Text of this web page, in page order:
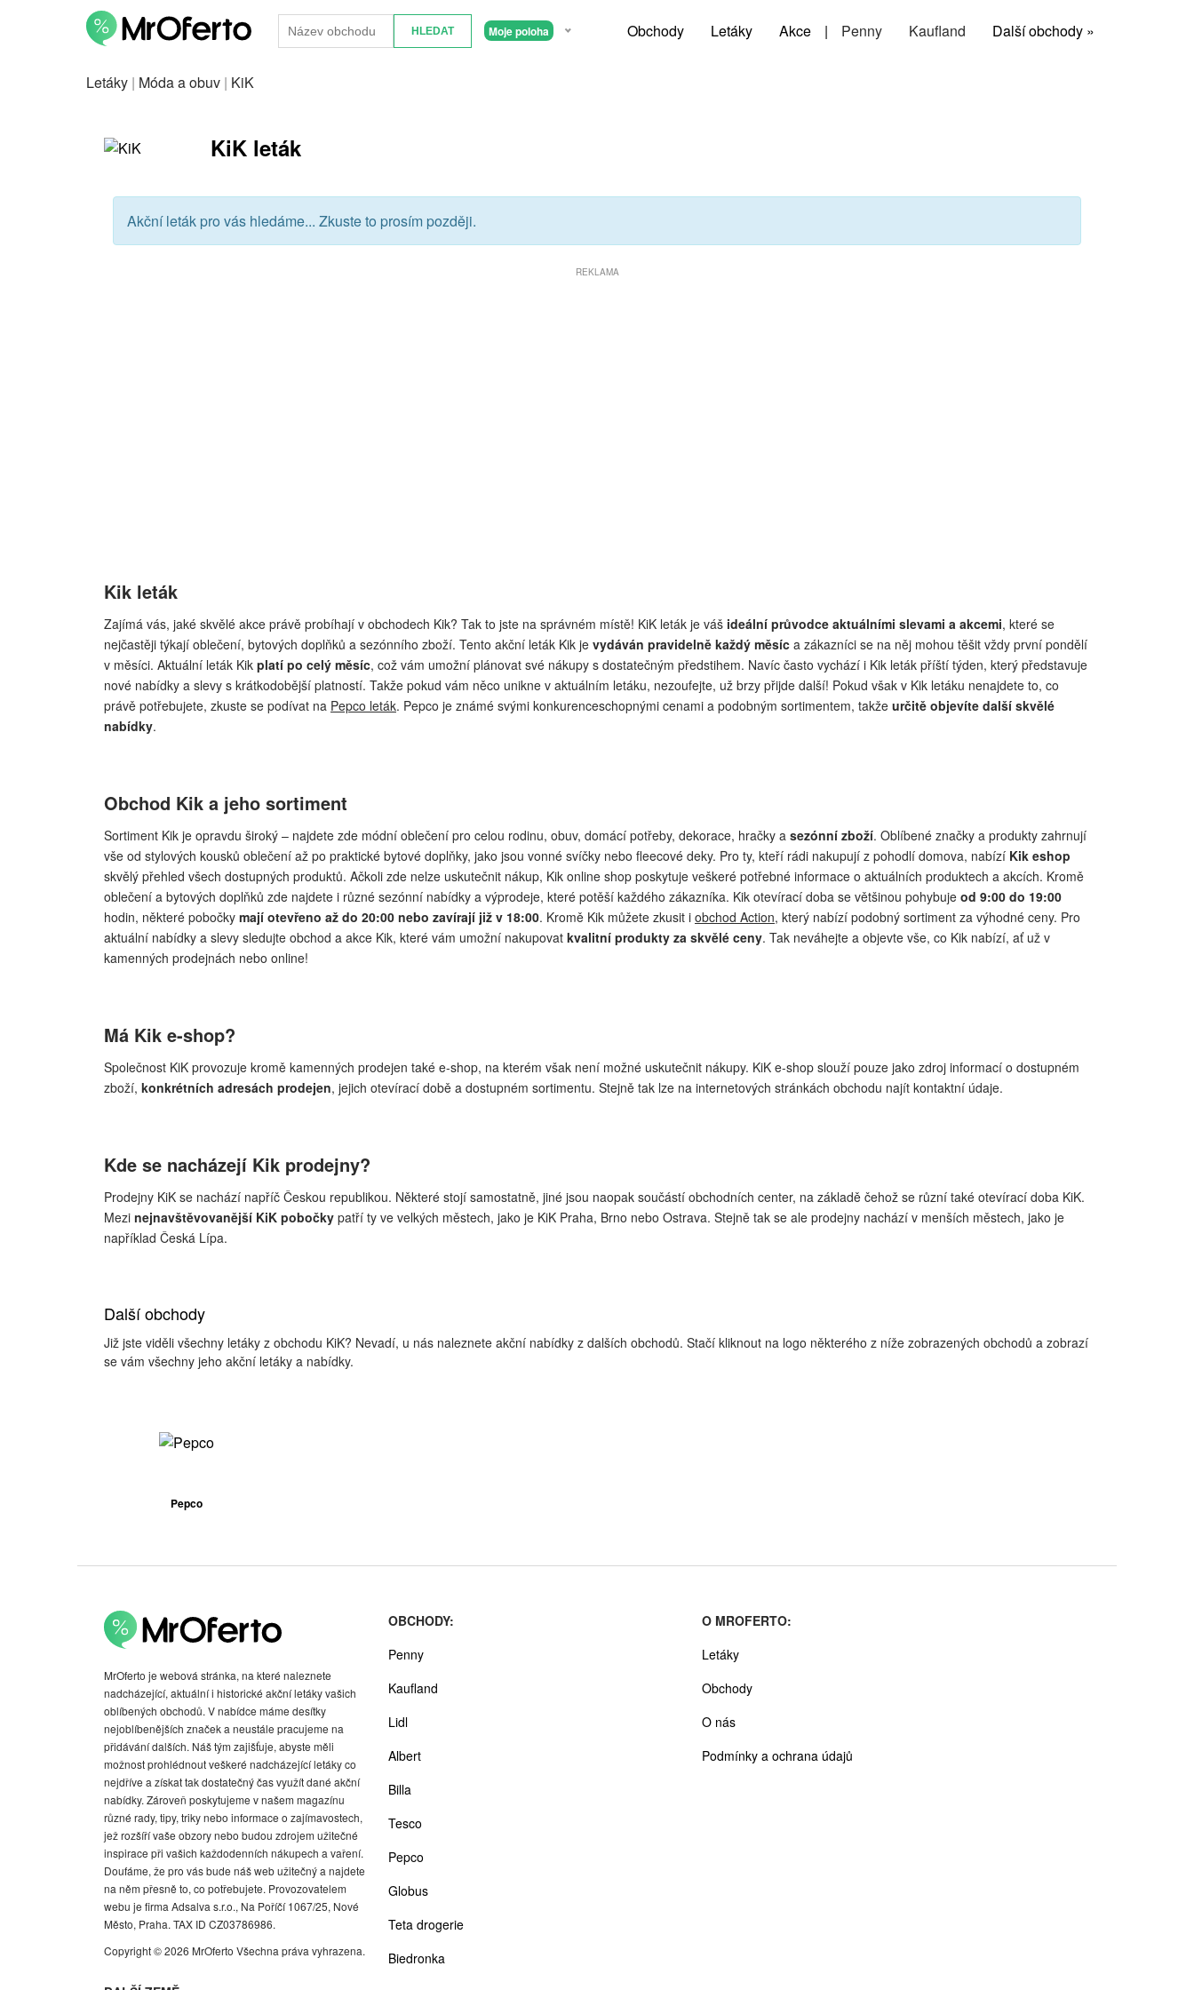
Moje poloha Obchody Letáky Akce | Penny Kaufland Další obchody »
Letáky | Móda a obuv | KiK
KiK leták
Akční leták pro vás hledáme... Zkuste to prosím později.
REKLAMA
Kik leták
Zajímá vás, jaké skvělé akce právě probíhají v obchodech Kik? Tak to jste na správném místě! KiK leták je váš ideální průvodce aktuálními slevami a akcemi, které se
nejčastěji týkají oblečení, bytových doplňků a sezónního zboží. Tento akční leták Kik je vydáván pravidelně každý měsíc a zákazníci se na něj mohou těšit vždy první pondělí
v měsíci. Aktuální leták Kik platí po celý měsíc, což vám umožní plánovat své nákupy s dostatečným předstihem. Navíc často vychází i Kik leták příští týden, který představuje
nové nabídky a slevy s krátkodobější platností. Takže pokud vám něco unikne v aktuálním letáku, nezoufejte, už brzy přijde další! Pokud však v Kik letáku nenajdete to, co
právě potřebujete, zkuste se podívat na Pepco leták. Pepco je známé svými konkurenceschopnými cenami a podobným sortimentem, takže určitě objevíte další skvělé
nabídky.
Obchod Kik a jeho sortiment
Sortiment Kik je opravdu široký – najdete zde módní oblečení pro celou rodinu, obuv, domácí potřeby, dekorace, hračky a sezónní zboží. Oblíbené značky a produkty zahrnují
vše od stylových kousků oblečení až po praktické bytové doplňky, jako jsou vonné svíčky nebo fleecové deky. Pro ty, kteří rádi nakupují z pohodlí domova, nabízí Kik eshop
skvělý přehled všech dostupných produktů. Ačkoli zde nelze uskutečnit nákup, Kik online shop poskytuje veškeré potřebné informace o aktuálních produktech a akcích. Kromě
oblečení a bytových doplňků zde najdete i různé sezónní nabídky a výprodeje, které potěší každého zákazníka. Kik otevírací doba se většinou pohybuje od 9:00 do 19:00
hodin, některé pobočky mají otevřeno až do 20:00 nebo zavírají již v 18:00. Kromě Kik můžete zkusit i obchod Action, který nabízí podobný sortiment za výhodné ceny. Pro
aktuální nabídky a slevy sledujte obchod a akce Kik, které vám umožní nakupovat kvalitní produkty za skvělé ceny. Tak neváhejte a objevte vše, co Kik nabízí, ať už v
kamenných prodejnách nebo online!
Má Kik e-shop?
Společnost KiK provozuje kromě kamenných prodejen také e-shop, na kterém však není možné uskutečnit nákupy. KiK e-shop slouží pouze jako zdroj informací o dostupném
zboží, konkrétních adresách prodejen, jejich otevírací době a dostupném sortimentu. Stejně tak lze na internetových stránkách obchodu najít kontaktní údaje.
Kde se nacházejí Kik prodejny?
Prodejny KiK se nachází napříč Českou republikou. Některé stojí samostatně, jiné jsou naopak součástí obchodních center, na základě čehož se různí také otevírací doba KiK.
Mezi nejnavštěvovanější KiK pobočky patří ty ve velkých městech, jako je KiK Praha, Brno nebo Ostrava. Stejně tak se ale prodejny nachází v menších městech, jako je
například Česká Lípa.
Další obchody
Již jste viděli všechny letáky z obchodu KiK? Nevadí, u nás naleznete akční nabídky z dalších obchodů. Stačí kliknout na logo některého z níže zobrazených obchodů a zobrazí
se vám všechny jeho akční letáky a nabídky.
Pepco
MrOferto je webová stránka, na které naleznete
nadcházející, aktuální i historické akční letáky vašich
oblíbených obchodů. V nabídce máme desítky
nejoblíbenějších značek a neustále pracujeme na
přidávání dalších. Náš tým zajišťuje, abyste měli
možnost prohlédnout veškeré nadcházející letáky co
nejdříve a získat tak dostatečný čas využít dané akční
nabídky. Zároveň poskytujeme v našem magazínu
různé rady, tipy, triky nebo informace o zajímavostech,
jež rozšíří vaše obzory nebo budou zdrojem užitečné
inspirace při vašich každodenních nákupech a vaření.
Doufáme, že pro vás bude náš web užitečný a najdete
na něm přesně to, co potřebujete. Provozovatelem
webu je firma Adsalva s.r.o., Na Poříčí 1067/25, Nové
Město, Praha. TAX ID CZ03786986.
Copyright © 2026 MrOferto Všechna práva vyhrazena.
OBCHODY:
Penny
Kaufland
Lidl
Albert
Billa
Tesco
Pepco
Globus
Teta drogerie
Biedronka
O MROFERTO:
Letáky
Obchody
O nás
Podmínky a ochrana údajů